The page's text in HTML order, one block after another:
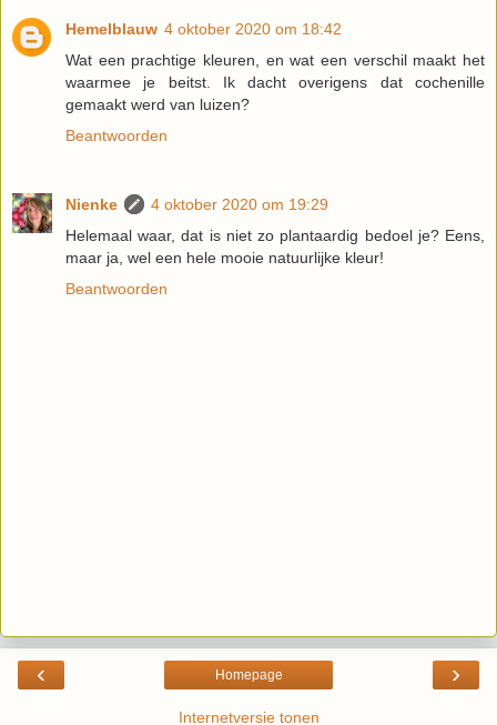
Hemelblauw 4 oktober 2020 om 18:42
Wat een prachtige kleuren, en wat een verschil maakt het
waarmee je beitst. Ik dacht overigens dat cochenille
gemaakt werd van luizen?
Beantwoorden
Nienke
4 oktober 2020 om 19:29
Helemaal waar, dat is niet zo plantaardig bedoel je? Eens,
maar ja, wel een hele mooie natuurlijke kleur!
Beantwoorden
‹ ›
Homepage
Internetversie tonen